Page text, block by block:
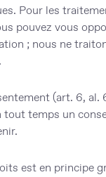
Pour les
pouvez vous
; nous ne
(art. 6, al.
tout temps un
est en principe